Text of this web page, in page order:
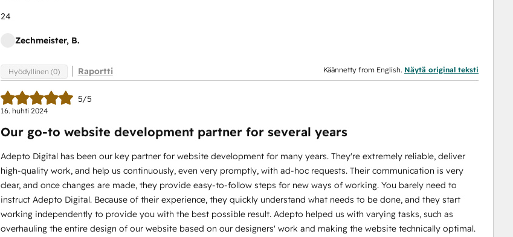
24
Zechmeister, B.
Hyödyllinen (0) Raportti Käännetty from English. Näytä original teksti
5/5
16. huhti 2024
Our go-to website development partner for several years
Adepto Digital has been our key partner for website development for many years. They're extremely reliable, deliver
high-quality work, and help us continuously, even very promptly, with ad-hoc requests. Their communication is very
clear, and once changes are made, they provide easy-to-follow steps for new ways of working. You barely need to
instruct Adepto Digital. Because of their experience, they quickly understand what needs to be done, and they start
working independently to provide you with the best possible result. Adepto helped us with varying tasks, such as
overhauling the entire design of our website based on our designers' work and making the website technically optimal.